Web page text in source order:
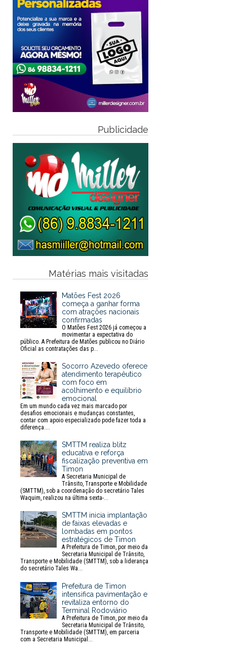
Publicidade
Matérias mais visitadas
Matões Fest 2026
começa a ganhar forma
com atrações nacionais
confirmadas
O Matões Fest 2026 já começou a
movimentar a expectativa do
público. A Prefeitura de Matões publicou no Diário
Oficial as contratações das p...
Socorro Azevedo oferece
atendimento terapêutico
com foco em
acolhimento e equilíbrio
emocional
Em um mundo cada vez mais marcado por
desafios emocionais e mudanças constantes,
contar com apoio especializado pode fazer toda a
diferença....
SMTTM realiza blitz
educativa e reforça
fiscalização preventiva em
Timon
A Secretaria Municipal de
Trânsito, Transporte e Mobilidade
(SMTTM), sob a coordenação do secretário Tales
Waquim, realizou na última sexta-...
SMTTM inicia implantação
de faixas elevadas e
lombadas em pontos
estratégicos de Timon
A Prefeitura de Timon, por meio da
Secretaria Municipal de Trânsito,
Transporte e Mobilidade (SMTTM), sob a liderança
do secretário Tales Wa...
Prefeitura de Timon
intensifica pavimentação e
revitaliza entorno do
Terminal Rodoviário
A Prefeitura de Timon, por meio da
Secretaria Municipal de Trânsito,
Transporte e Mobilidade (SMTTM), em parceria
com a Secretaria Municipal...